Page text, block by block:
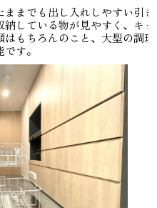
までも出し入れしやすい引き
している物が見やすく、キッ
もちろんのこと、大型の調理
す。